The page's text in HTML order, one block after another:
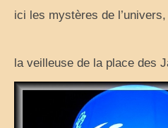
ici les mystères de
la veilleuse de la place des